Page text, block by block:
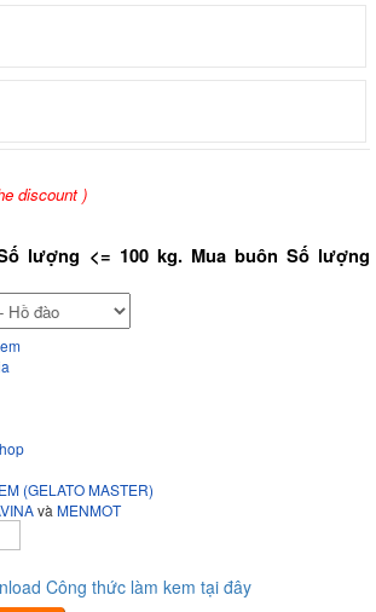
discount )
lượng <= 100 kg. Mua buôn Số lượng
(GELATO MASTER)
và MENMOT
Công thức làm kem tại đây